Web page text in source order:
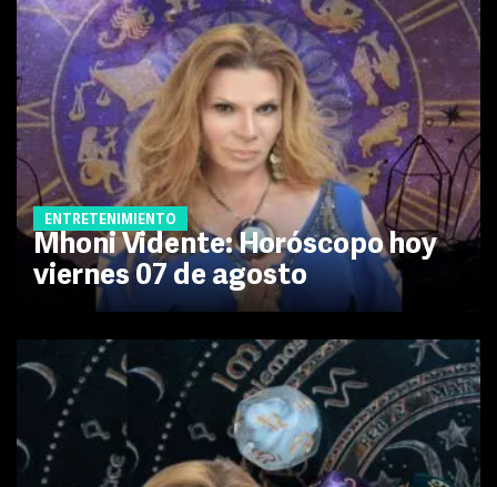
ENTRETENIMIENTO
Mhoni Vidente: Horóscopo hoy
viernes 07 de agosto